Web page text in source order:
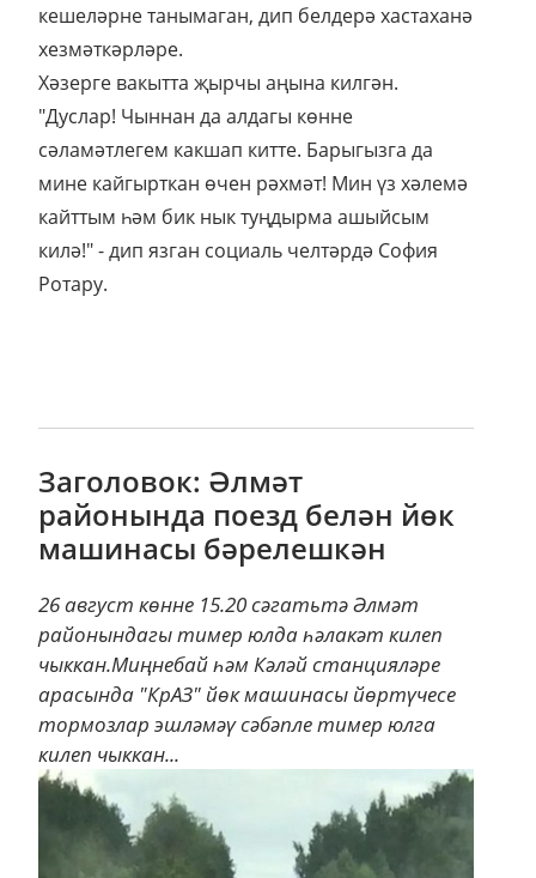
кешеләрне танымаган, дип белдерә хастаханә
хезмәткәрләре.
Хәзерге вакытта җырчы аңына килгән.
"Дуслар! Чыннан да алдагы көнне
сәламәтлегем какшап китте. Барыгызга да
мине кайгырткан өчен рәхмәт! Мин үз хәлемә
кайттым һәм бик нык туңдырма ашыйсым
килә!" - дип язган социаль челтәрдә София
Ротару.
Заголовок: Әлмәт
районында поезд белән йөк
машинасы бәрелешкән
26 август көнне 15.20 сәгатьтә Әлмәт
районындагы тимер юлда һәлакәт килеп
чыккан.Миңнебай һәм Кәләй станцияләре
арасында "КрАЗ" йөк машинасы йөртүчесе
тормозлар эшләмәү сәбәпле тимер юлга
килеп чыккан...